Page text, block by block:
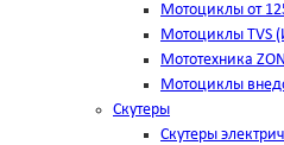
Мотоциклы от
Мотоциклы TVS
Мототехника
Мотоциклы
Скутеры
Скутеры